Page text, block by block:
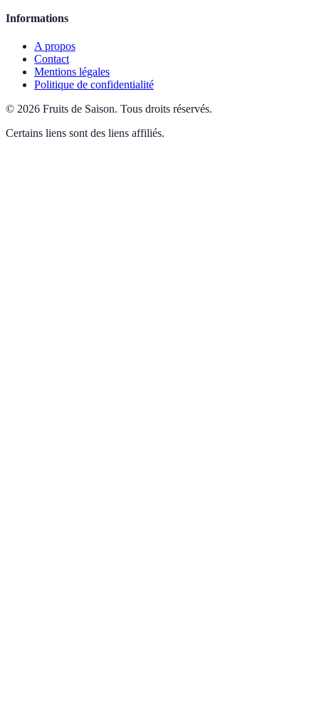
Informations
A propos
Contact
Mentions légales
Politique de confidentialité
© 2026 Fruits de Saison. Tous droits réservés.
Certains liens sont des liens affiliés.